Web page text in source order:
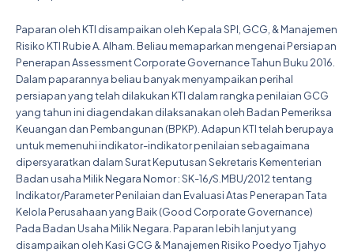
Paparan oleh KTI disampaikan oleh Kepala SPI, GCG, & Manajemen
Risiko KTI Rubie A. Alham. Beliau memaparkan mengenai Persiapan
Penerapan Assessment Corporate Governance Tahun Buku 2016.
Dalam paparannya beliau banyak menyampaikan perihal
persiapan yang telah dilakukan KTI dalam rangka penilaian GCG
yang tahun ini diagendakan dilaksanakan oleh Badan Pemeriksa
Keuangan dan Pembangunan (BPKP). Adapun KTI telah berupaya
untuk memenuhi indikator-indikator penilaian sebagaimana
dipersyaratkan dalam Surat Keputusan Sekretaris Kementerian
Badan usaha Milik Negara Nomor : SK-16/S.MBU/2012 tentang
Indikator/Parameter Penilaian dan Evaluasi Atas Penerapan Tata
Kelola Perusahaan yang Baik (Good Corporate Governance)
Pada Badan Usaha Milik Negara. Paparan lebih lanjut yang
disampaikan oleh Kasi GCG & Manajemen Risiko Poedyo Tjahyo